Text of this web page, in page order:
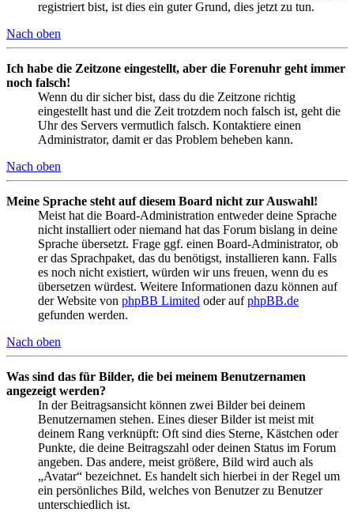
registriert bist, ist dies ein guter Grund, dies jetzt zu tun.
Nach oben
Ich habe die Zeitzone eingestellt, aber die Forenuhr geht immer
noch falsch!
Wenn du dir sicher bist, dass du die Zeitzone richtig
eingestellt hast und die Zeit trotzdem noch falsch ist, geht die
Uhr des Servers vermutlich falsch. Kontaktiere einen
Administrator, damit er das Problem beheben kann.
Nach oben
Meine Sprache steht auf diesem Board nicht zur Auswahl!
Meist hat die Board-Administration entweder deine Sprache
nicht installiert oder niemand hat das Forum bislang in deine
Sprache übersetzt. Frage ggf. einen Board-Administrator, ob
er das Sprachpaket, das du benötigst, installieren kann. Falls
es noch nicht existiert, würden wir uns freuen, wenn du es
übersetzen würdest. Weitere Informationen dazu können auf
der Website von phpBB Limited oder aufphpBB.de
gefunden werden.
Nach oben
Was sind das für Bilder, die bei meinem Benutzernamen
angezeigt werden?
In der Beitragsansicht können zwei Bilder bei deinem
Benutzernamen stehen. Eines dieser Bilder ist meist mit
deinem Rang verknüpft: Oft sind dies Sterne, Kästchen oder
Punkte, die deine Beitragszahl oder deinen Status im Forum
angeben. Das andere, meist größere, Bild wird auch als
„Avatar“ bezeichnet. Es handelt sich hierbei in der Regel um
ein persönliches Bild, welches von Benutzer zu Benutzer
unterschiedlich ist.